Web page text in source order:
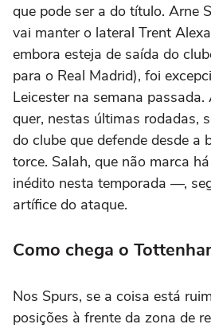
que pode ser a do título. Arne
vai manter o lateral Trent
embora esteja de saída do
para o Real Madrid), foi
Leicester na semana
quer, nestas últimas rodadas,
do clube que defende desde a
torce. Salah, que não marca
inédito nesta temporada —,
artífice do ataque.
Como chega o
Nos Spurs, se a coisa está
posições à frente da zona de